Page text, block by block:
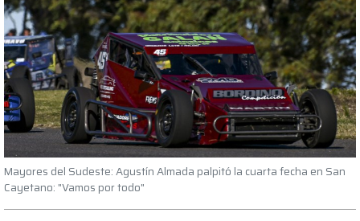
Mayores del Sudeste: Agustín Almada palpitó la cuarta fecha en San
Cayetano: "Vamos por todo"